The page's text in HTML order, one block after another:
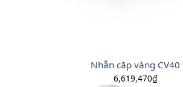
Nhẫn cặp vàng CV40
6,619,470₫